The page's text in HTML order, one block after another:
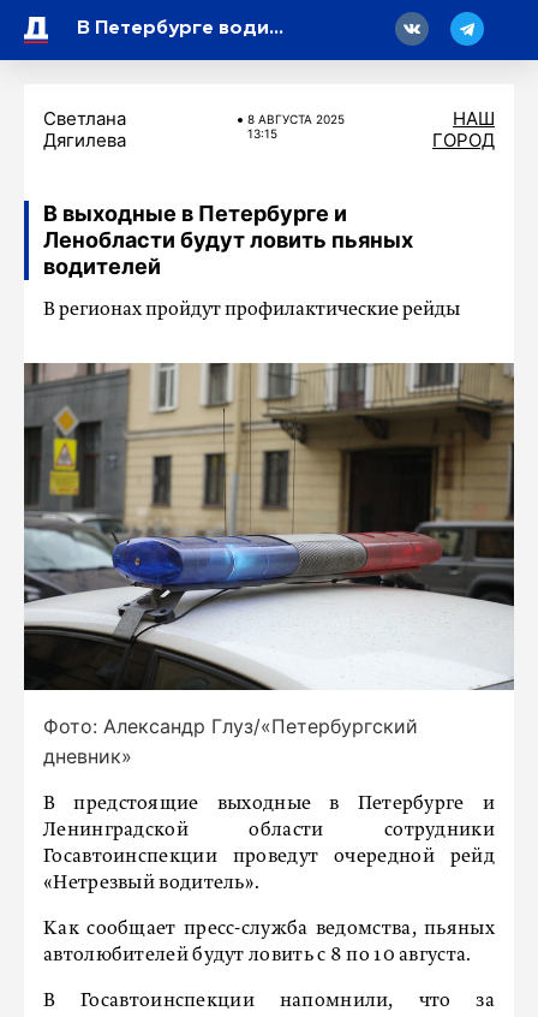
В Петербурге водитель такси врезался в «Газель», заполненную мешками с мусором
Светлана
Дягилева
8 АВГУСТА 2025
13:15
НАШ
ГОРОД
В выходные в Петербурге и
Ленобласти будут ловить пьяных
водителей
В регионах пройдут профилактические рейды
Фото: Александр Глуз/«Петербургский
дневник»
В предстоящие выходные в Петербурге и
Ленинградской области сотрудники
Госавтоинспекции проведут очередной рейд
«Нетрезвый водитель».
Как сообщает пресс-служба ведомства, пьяных
автолюбителей будут ловить с 8 по 10 августа.
В Госавтоинспекции напомнили, что за